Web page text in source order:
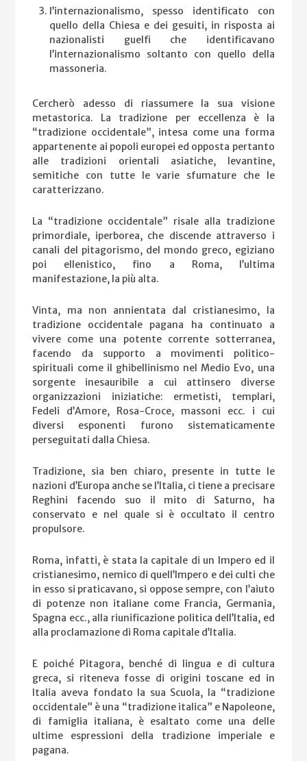
l’internazionalismo, spesso identificato con
quello della Chiesa e dei gesuiti, in risposta ai
nazionalisti guelfi che identificavano
l’internazionalismo soltanto con quello della
massoneria.
Cercherò adesso di riassumere la sua visione
metastorica. La tradizione per eccellenza è la
“tradizione occidentale”, intesa come una forma
appartenente ai popoli europei ed opposta pertanto
alle tradizioni orientali asiatiche, levantine,
semitiche con tutte le varie sfumature che le
caratterizzano.
La “tradizione occidentale” risale alla tradizione
primordiale, iperborea, che discende attraverso i
canali del pitagorismo, del mondo greco, egiziano
poi ellenistico, fino a Roma, l’ultima
manifestazione, la più alta.
Vinta, ma non annientata dal cristianesimo, la
tradizione occidentale pagana ha continuato a
vivere come una potente corrente sotterranea,
facendo da supporto a movimenti politico-
spirituali come il ghibellinismo nel Medio Evo, una
sorgente inesauribile a cui attinsero diverse
organizzazioni iniziatiche: ermetisti, templari,
Fedeli d’Amore, Rosa-Croce, massoni ecc. i cui
diversi esponenti furono sistematicamente
perseguitati dalla Chiesa.
Tradizione, sia ben chiaro, presente in tutte le
nazioni d’Europa anche se l’Italia, ci tiene a precisare
Reghini facendo suo il mito di Saturno, ha
conservato e nel quale si è occultato il centro
propulsore.
Roma, infatti, è stata la capitale di un Impero ed il
cristianesimo, nemico di quell’Impero e dei culti che
in esso si praticavano, si oppose sempre, con l’aiuto
di potenze non italiane come Francia, Germania,
Spagna ecc., alla riunificazione politica dell’Italia, ed
alla proclamazione di Roma capitale d’Italia.
E poiché Pitagora, benché di lingua e di cultura
greca, si riteneva fosse di origini toscane ed in
Italia aveva fondato la sua Scuola, la “tradizione
occidentale” è una “tradizione italica” e Napoleone,
di famiglia italiana, è esaltato come una delle
ultime espressioni della tradizione imperiale e
pagana.